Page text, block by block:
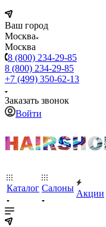
Ваш город
Москва
Москва
8 (800) 234-29-85
8 (800) 234-29-85
+7 (499) 350-62-13
Заказать звонок
Войти
Каталог Салоны
Акции